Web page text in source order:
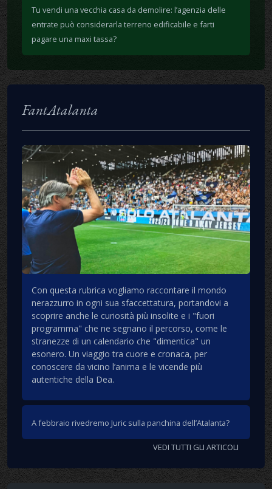
Tu vendi una vecchia casa da demolire: l’agenzia delle
entrate può considerarla terreno edificabile e farti
pagare una maxi tassa?
FantAtalanta
Con questa rubrica vogliamo raccontare il mondo
nerazzurro in ogni sua sfaccettatura, portandovi a
scoprire anche le curiosità più insolite e i "fuori
programma" che ne segnano il percorso, come le
stranezze di un calendario che "dimentica" un
esonero. Un viaggio tra cuore e cronaca, per
conoscere da vicino l’anima e le vicende più
autentiche della Dea.
A febbraio rivedremo Juric sulla panchina dell’Atalanta?
VEDI TUTTI GLI ARTICOLI